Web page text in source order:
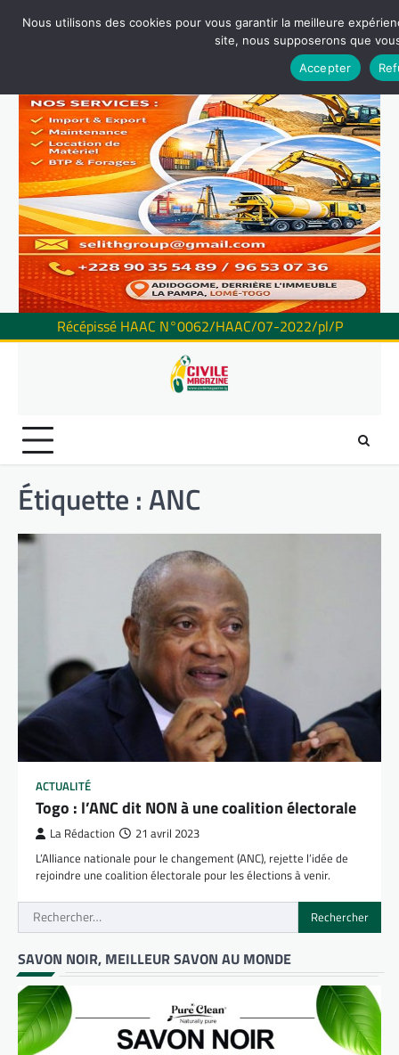
Récépissé HAAC N°0062/HAAC/07-2022/pl/P
Étiquette :ANC
ACTUALITÉ
Togo : l’ANC dit NON à une coalition électorale
La Rédaction 21 avril 2023
L’Alliance nationale pour le changement (ANC), rejette l’idée de
rejoindre une coalition électorale pour les élections à venir.
Rechercher :
SAVON NOIR, MEILLEUR SAVON AU MONDE
Nous utilisons des cookies pour vous garantir la meilleure
site, nous supposerons que
Accepter